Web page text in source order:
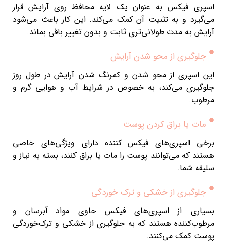
اسپری فیکس به عنوان یک لایه محافظ روی آرایش قرار
می‌گیرد و به تثبیت آن کمک می‌کند. این کار باعث می‌شود
آرایش به مدت طولانی‌تری ثابت و بدون تغییر باقی بماند.
جلوگیری از محو شدن آرایش
این اسپری از محو شدن و کمرنگ شدن آرایش در طول روز
جلوگیری می‌کند، به خصوص در شرایط آب و هوایی گرم و
مرطوب.
مات یا براق کردن پوست
برخی اسپری‌های فیکس کننده دارای ویژگی‌های خاصی
هستند که می‌توانند پوست را مات یا براق کنند، بسته به نیاز و
سلیقه شما.
جلوگیری از خشکی و ترک خوردگی
بسیاری از اسپری‌های فیکس حاوی مواد آبرسان و
مرطوب‌کننده هستند که به جلوگیری از خشکی و ترک‌خوردگی
پوست کمک می‌کنند.